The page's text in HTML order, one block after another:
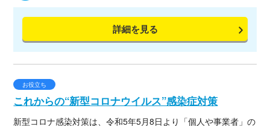
詳細を見る
お役立ち
これからの“新型コロナウイルス”感染症対策
新型コロナ感染対策は、令和5年5月8日より「個人や事業者」の